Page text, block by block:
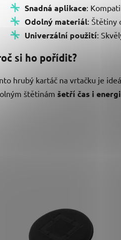
Snadná aplikace:
Odolný materiál: Štětiny
Univerzální použití:
si ho pořídit?
hrubý kartáč na vrtačku je
štětinám šetří čas i